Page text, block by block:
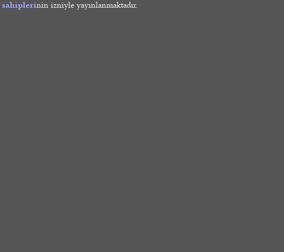
sahiplerinin izniyle yayınlanmaktadır.